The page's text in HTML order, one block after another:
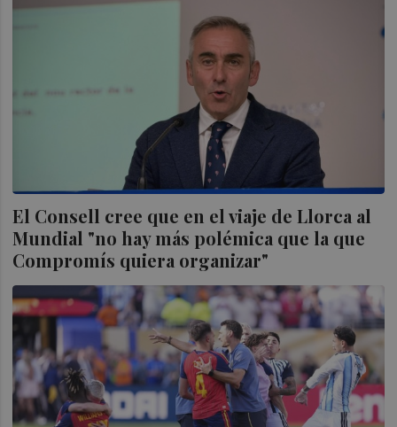
El Consell cree que en el viaje de Llorca al
Mundial "no hay más polémica que la que
Compromís quiera organizar"